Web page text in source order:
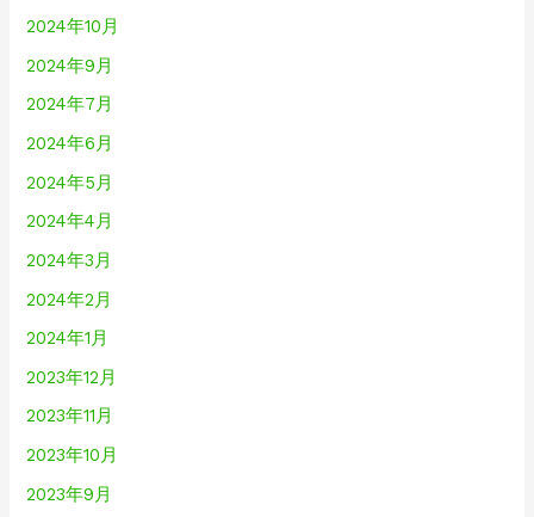
2024年10月
2024年9月
2024年7月
2024年6月
2024年5月
2024年4月
2024年3月
2024年2月
2024年1月
2023年12月
2023年11月
2023年10月
2023年9月